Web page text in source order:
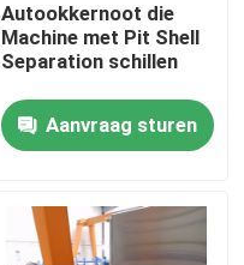
Autookkernoot die
Machine met Pit Shell
Separation schillen
Aanvraag sturen